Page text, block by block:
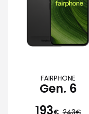
FAIRPHONE
Gen. 6
193€ 243